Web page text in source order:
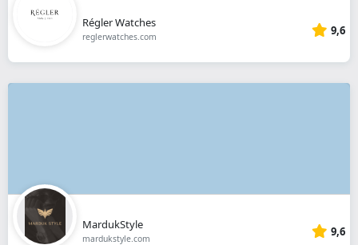
Régler Watches
reglerwatches.com 9,6
MardukStyle
mardukstyle.com 9,6